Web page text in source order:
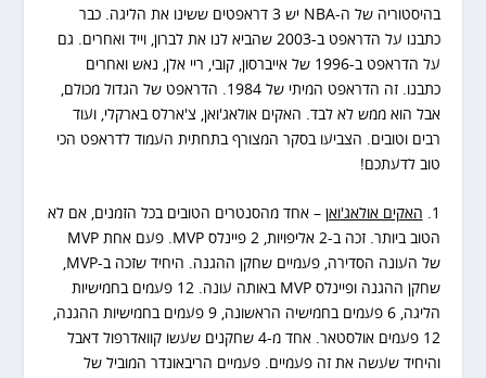
בהיסטוריה של ה-NBA יש 3 דראפטים ששינו את הליגה. כבר
כתבנו על הדראפט ב-2003 שהביא לנו את לברון, וייד ואחרים. גם
על הדראפט ב-1996 של אייברסון, קובי, ריי אלן, נאש ואחרים
כתבנו. זה הדראפט המיתי של 1984. הדראפט של הגדול מכולם,
אבל הוא ממש לא לבד. האקים אולאג'ואן, צ'ארלס בארקלי, ועוד
רבים וטובים. הצביעו בסקר המצורף בתחתית העמוד לדראפט הכי
טוב לדעתכם!
1. האקים אולאג'ואן – אחד מהסנטרים הטובים בכל הזמנים, אם לא
הטוב ביותר. זכה ב-2 אליפויות, 2 פיינלס MVP. פעם אחת MVP
של העונה הסדירה, פעמיים שחקן ההגנה. היחיד שזכה ב-MVP,
שחקן ההגנה ופיינלס MVP באותה עונה. 12 פעמים בחמישיות
הליגה, 6 פעמים בחמישיה הראשונה, 9 פעמים בחמישיות ההגנה,
12 פעמים אולסטאר. אחד מ-4 שחקנים שעשו קוואדרפול דאבל
והיחיד שעשה את זה פעמיים. פעמיים הריבאונדר המוביל של